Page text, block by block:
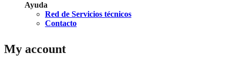
Ayuda
Red de Servicios técnicos
Contacto
My account